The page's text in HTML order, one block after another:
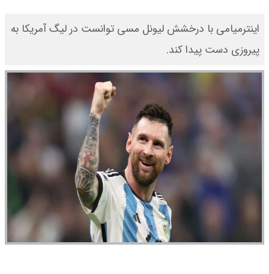
اینترمیامی با درخشش لیونل مسی توانست در لیگ آمریکا به
پیروزی دست پیدا کند.